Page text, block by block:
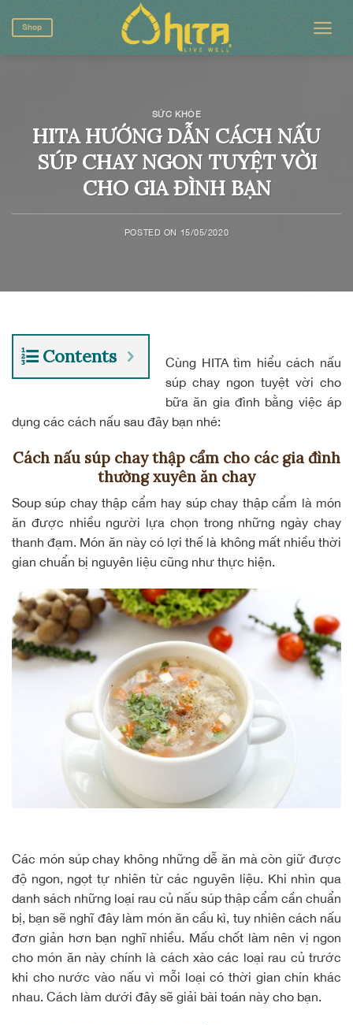
Skip
to
content
Shop
SỨC KHỎE
HITA HƯỚNG DẪN CÁCH NẤU
SÚP CHAY NGON TUYỆT VỜI
CHO GIA ĐÌNH BẠN
POSTED ON 15/05/2020
Contents
Cùng HITA tìm hiểu cách nấu
súp chay ngon tuyệt vời cho
bữa ăn gia đình bằng việc áp
dụng các cách nấu sau đây bạn nhé:
Cách nấu súp chay thập cẩm cho các gia đình
thường xuyên ăn chay
Soup súp chay thập cẩm hay súp chay thập cẩm là món
ăn được nhiều người lựa chọn trong những ngày chay
thanh đạm. Món ăn này có lợi thế là không mất nhiều thời
gian chuẩn bị nguyên liệu cũng như thực hiện.
Các món súp chay không những dễ ăn mà còn giữ được
độ ngon, ngọt tự nhiên từ các nguyên liệu. Khi nhìn qua
danh sách những loại rau củ nấu súp thập cẩm cần chuẩn
bị, bạn sẽ nghĩ đây làm món ăn cầu kì, tuy nhiên cách nấu
đơn giản hơn bạn nghĩ nhiều. Mấu chốt làm nên vị ngon
cho món ăn này chính là cách xào các loại rau củ trước
khi cho nước vào nấu vì mỗi loại có thời gian chín khác
nhau. Cách làm dưới đây sẽ giải bài toán này cho bạn.